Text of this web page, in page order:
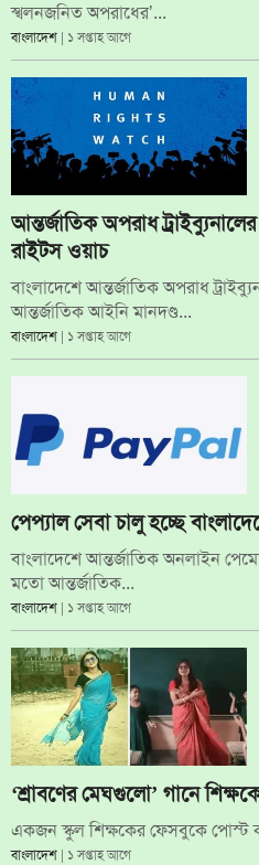
স্খলনজনিত অপরাধের’...
বাংলাদেশ | ১ সপ্তাহ আগে
আন্তর্জাতিক অপরাধ
রাইটস ওয়াচ
বাংলাদেশে আন্তর্জাতিক অপরাধ
আন্তর্জাতিক আইনি মানদণ্ড...
বাংলাদেশ | ১ সপ্তাহ আগে
পেপ্যাল সেবা চালু হচ্ছে
বাংলাদেশে আন্তর্জাতিক অনলাইন
মতো আন্তর্জাতিক...
বাংলাদেশ | ১ সপ্তাহ আগে
‘শ্রাবণের মেঘগুলো’ গানে
একজন স্কুল শিক্ষকের ফেসবুকে পোস্ট
বাংলাদেশ | ১ সপ্তাহ আগে